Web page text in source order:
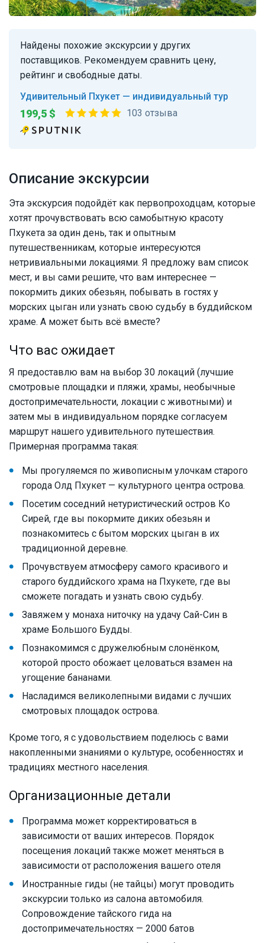
Описание экскурсии
Эта экскурсия подойдёт как первопроходцам, которые
хотят прочувствовать всю самобытную красоту
Пхукета за один день, так и опытным
путешественникам, которые интересуются
нетривиальными локациями. Я предложу вам список
мест, и вы сами решите, что вам интереснее —
покормить диких обезьян, побывать в гостях у
морских цыган или узнать свою судьбу в буддийском
храме. А может быть всё вместе?
Что вас ожидает
Я предоставлю вам на выбор 30 локаций (лучшие
смотровые площадки и пляжи, храмы, необычные
достопримечательности, локации с животными) и
затем мы в индивидуальном порядке согласуем
маршрут нашего удивительного путешествия.
Примерная программа такая:
Мы прогуляемся по живописным улочкам старого
города Олд Пхукет — культурного центра острова.
Посетим соседний нетуристический остров Ко
Сирей, где вы покормите диких обезьян и
познакомитесь с бытом морских цыган в их
традиционной деревне.
Прочувствуем атмосферу самого красивого и
старого буддийского храма на Пхукете, где вы
сможете погадать и узнать свою судьбу.
Завяжем у монаха ниточку на удачу Сай-Син в
храме Большого Будды.
Познакомимся с дружелюбным слонёнком,
которой просто обожает целоваться взамен на
угощение бананами.
Насладимся великолепными видами с лучших
смотровых площадок острова.
Кроме того, я с удовольствием поделюсь с вами
накопленными знаниями о культуре, особенностях и
традициях местного населения.
Организационные детали
Программа может корректироваться в
зависимости от ваших интересов. Порядок
посещения локаций также может меняться в
зависимости от расположения вашего отеля
Иностранные гиды (не тайцы) могут проводить
экскурсии только из салона автомобиля.
Сопровождение тайского гида на
достопримечательностях — 2000 батов
Найдены похожие экскурсии у других
поставщиков. Рекомендуем сравнить цену,
рейтинг и свободные даты.
Удивительный Пхукет — индивидуальный тур
199,5 $ 103 отзыва